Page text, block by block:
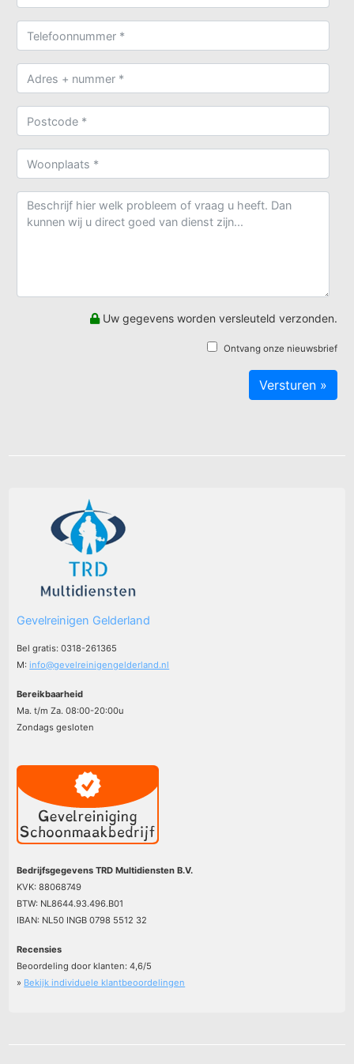
Uw gegevens worden versleuteld verzonden.
Ontvang onze nieuwsbrief
Gevelreinigen Gelderland
Bel gratis: 0318-261365
M:info@gevelreinigengelderland.nl
Bereikbaarheid
Ma. t/m Za. 08:00-20:00u
Zondags gesloten
Bedrijfsgegevens TRD Multidiensten B.V.
KVK: 88068749
BTW: NL8644.93.496.B01
IBAN: NL50 INGB 0798 5512 32
Recensies
Beoordeling door klanten:4,6/5
» Bekijk individuele klantbeoordelingen